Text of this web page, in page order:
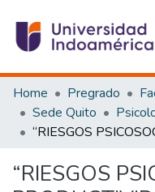
Communities & Collections
All of DSpace
Statistics
Home Pregrado
Sede Quito
“RIESGOS